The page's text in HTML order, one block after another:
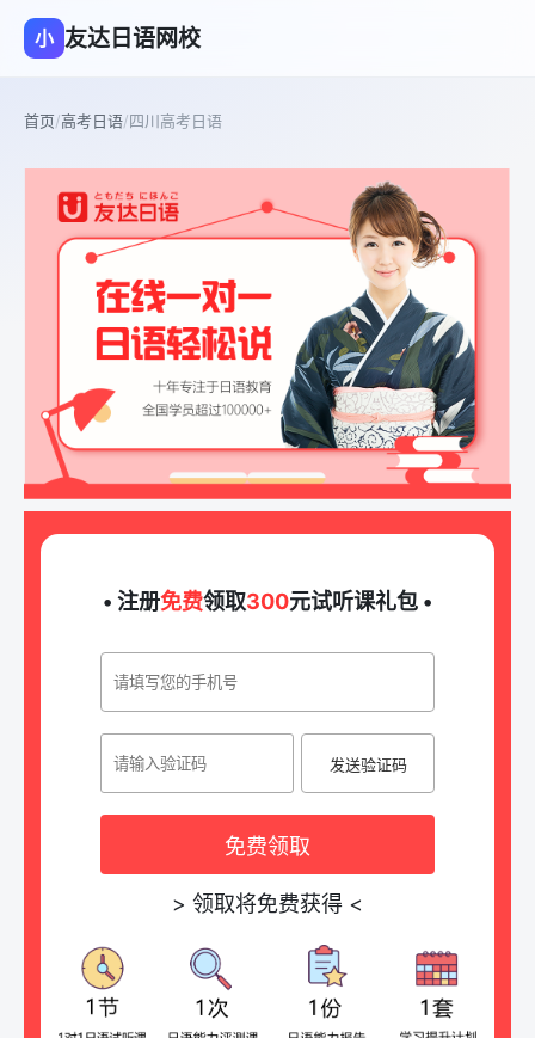
小 友达日语网校
首页/高考日语/四川高考日语
• 注册免费领取300元试听课礼包 •
发送验证码
免费领取
> 领取将免费获得 <